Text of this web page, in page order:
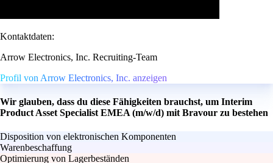
Kontaktdaten:
Arrow Electronics, Inc. Recruiting-Team
Profil von Arrow Electronics, Inc. anzeigen
Wir glauben, dass du diese Fähigkeiten brauchst, um Interim
Product Asset Specialist EMEA (m/w/d) mit Bravour zu bestehen
Disposition von elektronischen Komponenten
Warenbeschaffung
Optimierung von Lagerbeständen